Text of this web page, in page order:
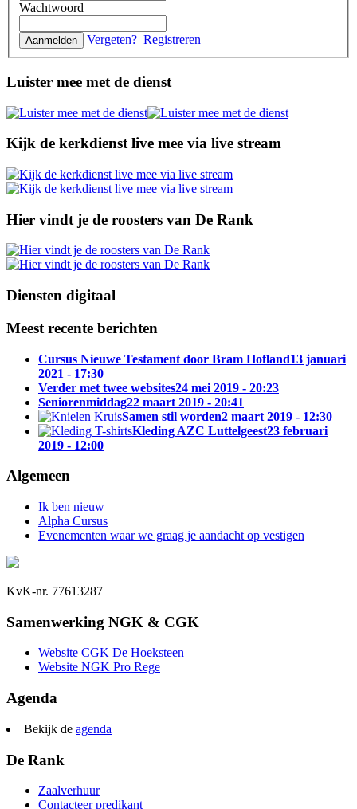
Wachtwoord
Vergeten? Registreren
Luister mee met de dienst
Kijk de kerkdienst live mee via live stream
Hier vindt je de roosters van De Rank
Diensten digitaal
Meest recente berichten
Cursus Nieuwe Testament door Bram Hofland13 januari
2021 - 17:30
Verder met twee websites24 mei 2019 - 20:23
Seniorenmiddag22 maart 2019 - 20:41
Samen stil worden2 maart 2019 - 12:30
Kleding AZC Luttelgeest23 februari
2019 - 12:00
Algemeen
Ik ben nieuw
Alpha Cursus
Evenementen waar we graag je aandacht op vestigen
KvK-nr. 77613287
Samenwerking NGK & CGK
Website CGK De Hoeksteen
Website NGK Pro Rege
Agenda
Bekijk de agenda
De Rank
Zaalverhuur
Contacteer predikant